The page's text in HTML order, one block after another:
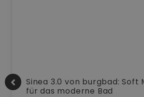
Sinea 3.0 von burgbad: Soft
für das moderne Bad